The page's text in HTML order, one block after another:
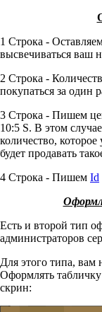
1 Строка -
высвечиваться ваш
2 Строка -
покупаться за один
3 Строка - Пишем
10:5 S. В этом
количество,
будет продавать
4 Строка - Пишем Id
Есть и второй тип
администраторов
Для этого типа, вам
Оформлять
скрин: